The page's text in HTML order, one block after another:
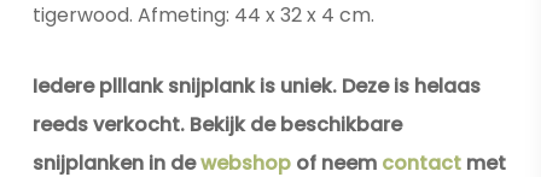
tigerwood. Afmeting: 44 x 32 x 4 cm.
Iedere plllank snijplank is uniek. Deze is helaas
reeds verkocht. Bekijk de beschikbare
snijplanken in dewebshopof neem contactmet